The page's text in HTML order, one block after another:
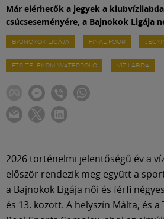
Már elérhetők a jegyek a
csúcseseményére, a Bajnokok Ligája
BAJNOKOK LIGÁJA FINAL FOUR
FTC-TELEKOM WATERPOLO VÍZILABDA
2026 történelmi jelentőségű év a
először rendezik meg együtt a
a Bajnokok Ligája női és férfi
és 13. között. A helyszín Málta, és
Meccscenter
Klub
Szolgáltatások
Közösség